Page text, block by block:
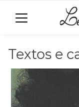
Textos e